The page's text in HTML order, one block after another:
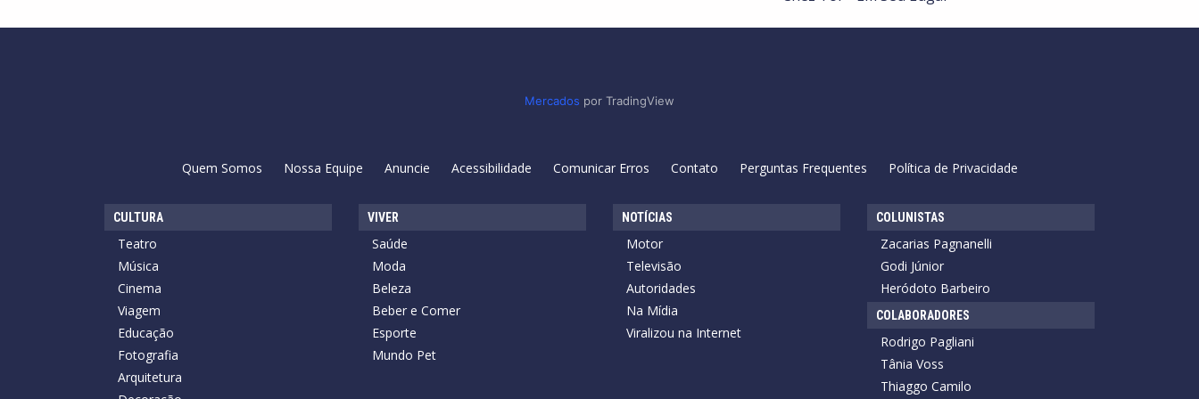
Mercados por TradingView
Quem Somos Nossa Equipe Anuncie Acessibilidade Comunicar Erros Contato Perguntas Frequentes Política de Privacidade
CULTURA
Teatro
Música
Cinema
Viagem
Educação
Fotografia
Arquitetura
VIVER
Saúde
Moda
Beleza
Beber e Comer
Esporte
Mundo Pet
NOTÍCIAS
Motor
Televisão
Autoridades
Na Mídia
Viralizou na Internet
COLUNISTAS
Zacarias Pagnanelli
Godi Júnior
Heródoto Barbeiro
COLABORADORES
Rodrigo Pagliani
Tânia Voss
Thiaggo Camilo